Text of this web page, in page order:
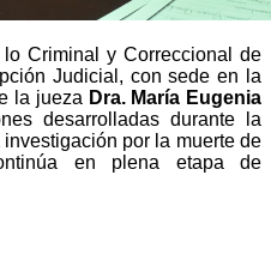
Criminal y Correccional de
Judicial, con sede en la
la jueza Dra. María Eugenia
desarrolladas durante la
por la muerte de
en plena etapa de